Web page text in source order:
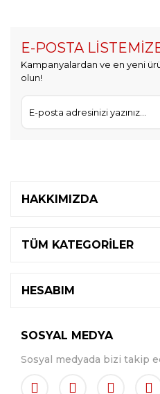
E-POSTA
Kampanyalardan ve en yeni
olun!
HAKKIMIZDA
TÜM KATEGORİLER
HESABIM
SOSYAL MEDYA
Sosyal medyada bizi takip